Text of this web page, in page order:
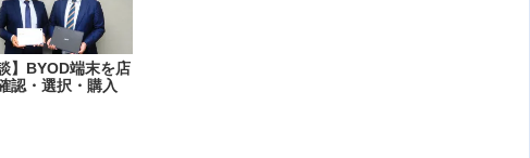
】BYOD端末を店
認・選択・購入